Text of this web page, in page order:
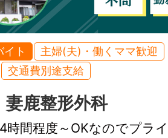
ト
主婦(夫)・働くママ歓迎
交通費別途支給
鹿整形外科
時間程度～OKなのでプラ